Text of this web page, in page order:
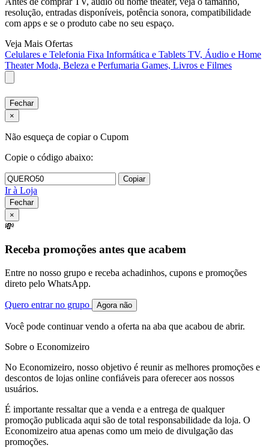
resolução, entradas disponíveis, potência sonora, compatibilidade
com apps e se o produto cabe no seu espaço.
Veja Mais Ofertas
Celulares e Telefonia Fixa Informática e Tablets TV, Áudio e Home
TheaterModa, Beleza e Perfumaria Games, Livros e Filmes
Fechar
×
Não esqueça de copiar o Cupom
Copie o código abaixo:
Copiar
Ir à Loja
Fechar
×
💸
Receba promoções antes que acabem
Entre no nosso grupo e receba achadinhos, cupons e promoções
direto pelo WhatsApp.
Quero entrar no grupo Agora não
Você pode continuar vendo a oferta na aba que acabou de abrir.
Sobre o Economizeiro
No Economizeiro, nosso objetivo é reunir as melhores promoções e
descontos de lojas online confiáveis para oferecer aos nossos
usuários.
É importante ressaltar que a venda e a entrega de qualquer
promoção publicada aqui são de total responsabilidade da loja. O
Economizeiro atua apenas como um meio de divulgação das
promoções.